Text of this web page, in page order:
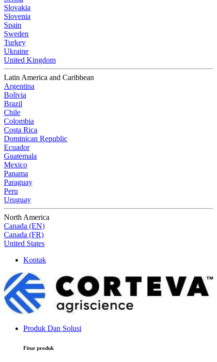
Slovakia
Slovenia
Spain
Sweden
Turkey
Ukraine
United Kingdom
Latin America and Caribbean
Argentina
Bolivia
Brazil
Chile
Colombia
Costa Rica
Dominican Republic
Ecuador
Guatemala
Mexico
Panama
Paraguay
Peru
Uruguay
North America
Canada (EN)
Canada (FR)
United States
Kontak
Produk Dan Solusi
Fitur produk